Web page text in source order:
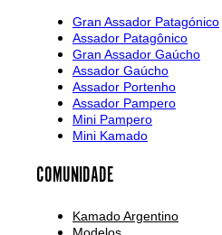
Gran Assador Patagónico
Assador Patagônico
Gran Assador Gaúcho
Assador Gaúcho
Assador Portenho
Assador Pampero
Mini Pampero
Mini Kamado
COMUNIDADE
Kamado Argentino